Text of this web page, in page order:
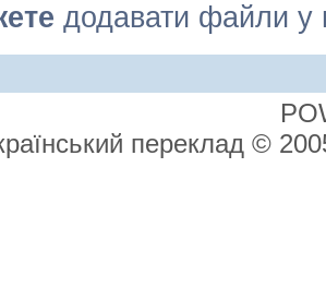
додавати файли у
переклад ©